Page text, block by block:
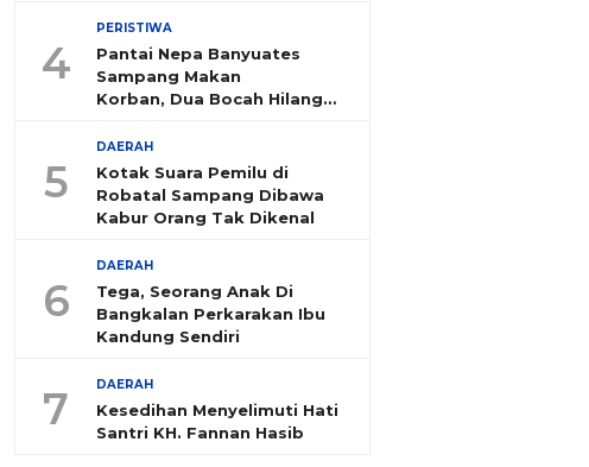
4
PERISTIWA
Pantai Nepa Banyuates
Sampang Makan
Korban, Dua Bocah Hilang
5
DAERAH
Kotak Suara Pemilu di
Robatal Sampang Dibawa
Kabur Orang Tak Dikenal
6
DAERAH
Tega, Seorang Anak Di
Bangkalan Perkarakan Ibu
Kandung Sendiri
7 DAERAH
Kesedihan Menyelimuti Hati
Santri KH. Fannan Hasib